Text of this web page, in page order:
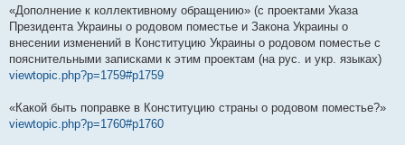
«Дополнение к коллективному обращению» (с проектами Указа
Президента Украины о родовом поместье и Закона Украины о
внесении изменений в Конституцию Украины о родовом поместье с
пояснительными записками к этим проектам (на рус. и укр. языках)
viewtopic.php?p=1759#p1759
«Какой быть поправке в Конституцию страны о родовом поместье?»
viewtopic.php?p=1760#p1760